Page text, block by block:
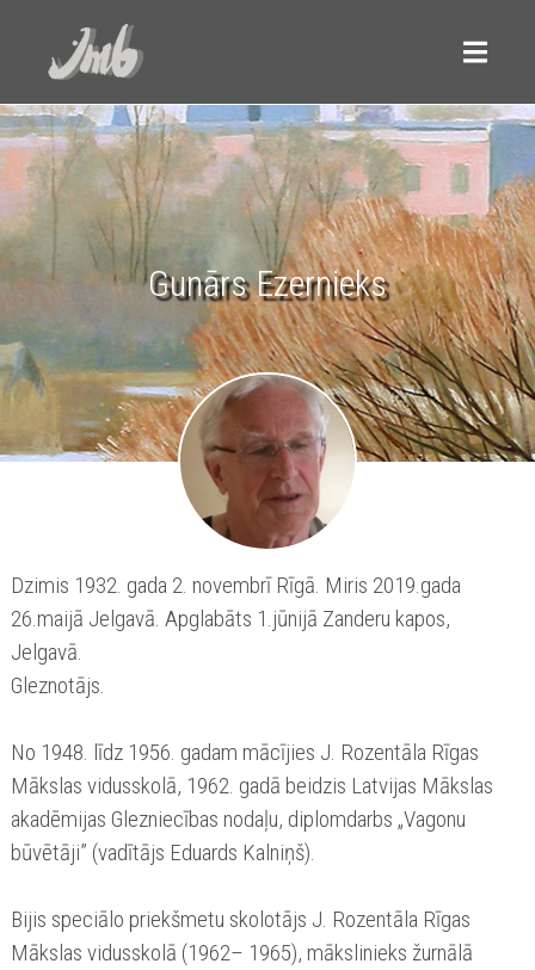
Gunārs Ezernieks
Dzimis 1932. gada 2. novembrī Rīgā. Miris 2019.gada
26.maijā Jelgavā. Apglabāts 1.jūnijā Zanderu kapos,
Jelgavā.
Gleznotājs.
No 1948. līdz 1956. gadam mācījies J. Rozentāla Rīgas
Mākslas vidusskolā, 1962. gadā beidzis Latvijas Mākslas
akadēmijas Glezniecības nodaļu, diplomdarbs „Vagonu
būvētāji” (vadītājs Eduards Kalniņš).
Bijis speciālo priekšmetu skolotājs J. Rozentāla Rīgas
Mākslas vidusskolā (1962– 1965), mākslinieks žurnālā